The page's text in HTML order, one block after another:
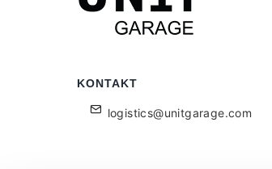
KONTAKT
logistics@unitgarage.com